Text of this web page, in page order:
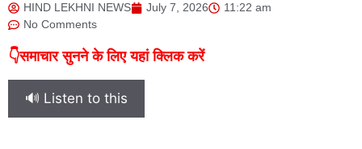
HIND LEKHNI NEWS July 7, 2026
11:22 am
No Comments
👇समाचार सुनने के लिए यहां क्लिक करें
🔊 Listen to this